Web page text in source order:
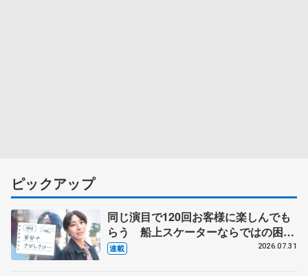
ピックアップ
同じ演目で120回お客様に楽しんでも
らう 船上スケーターならではの困難
とは 影響あったPIW前キャプテン松
連載 2026.07.31